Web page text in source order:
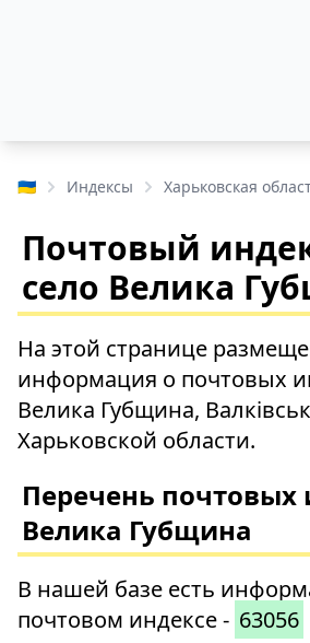
🇺🇦 Индексы Харьковская
Почтовый
село Велика
На этой странице
информация о почтовых
Велика Губщина,
Харьковской области.
Перечень почтовых
Велика Губщина
В нашей базе есть
почтовом индексе - 63056